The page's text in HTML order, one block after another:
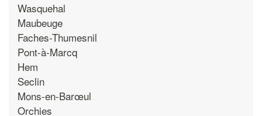
Wasquehal
Maubeuge
Faches-Thumesnil
Pont-à-Marcq
Hem
Seclin
Mons-en-Barœul
Orchies